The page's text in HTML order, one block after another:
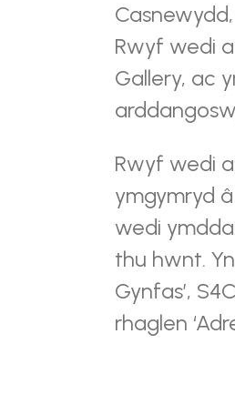
Rwyf wedi
Gallery, ac
Rwyf wedi
ymgymryd
wedi
thu hwnt.
Gynfas’,
rhaglen